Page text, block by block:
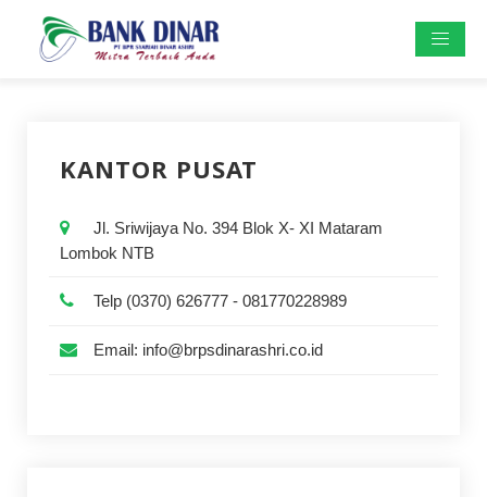
KANTOR PUSAT
Jl. Sriwijaya No. 394 Blok X- XI Mataram
Lombok NTB
Telp (0370) 626777 - 081770228989
Email: info@brpsdinarashri.co.id